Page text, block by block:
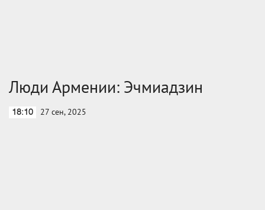
Люди Армении: Эчмиадзин
18:10 27 сен, 2025